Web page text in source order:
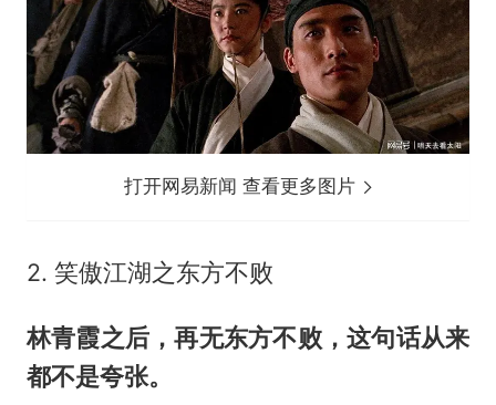
打开网易新闻 查看更多图片
2. 笑傲江湖之东方不败
林青霞之后，再无东方不败，这句话从来
都不是夸张。